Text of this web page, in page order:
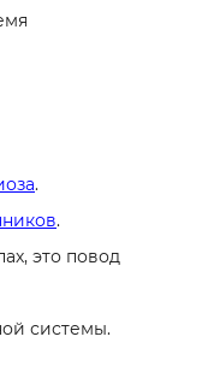
.
.
это повод
системы.